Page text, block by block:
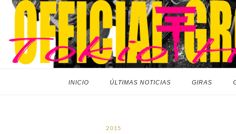
INICIO ÚLTIMAS NOTICIAS GIRAS
2015